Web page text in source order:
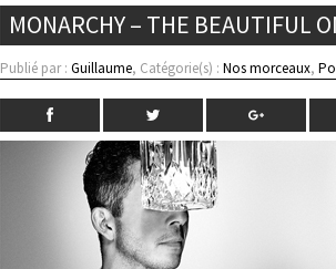
MONARCHY – THE BEAUTIFUL
Publié par :Guillaume, Catégorie(s) :Nos morceaux,